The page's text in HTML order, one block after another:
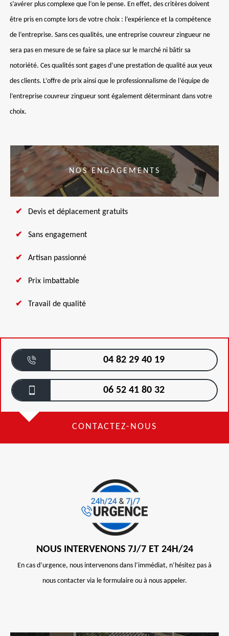
s’avérer plus complexe que l’on le pense. En effet, des critères doivent
être pris en compte lors de votre choix : l’expérience et la compétence
de l’entreprise. Sans ces qualités, une entreprise couvreur zingueur ne
sera pas en mesure de se faire sa place sur le marché ni bâtir sa
notoriété. Ces qualités sont gages d’une prestation de qualité aux yeux
des clients. L’offre de prix ainsi que le professionnalisme de l’équipe de
l’entreprise couvreur zingueur sont également déterminant dans votre
choix.
NOS ENGAGEMENTS
Devis et déplacement gratuits
Sans engagement
Artisan passionné
Prix imbattable
Travail de qualité
04 82 29 40 19
06 52 41 80 32
CONTACTEZ-NOUS
NOUS INTERVENONS 7J/7 ET 24H/24
En cas d’urgence, nous intervenons dans l’immédiat, n’hésitez pas à
nous contacter via le formulaire ou à nous appeler.